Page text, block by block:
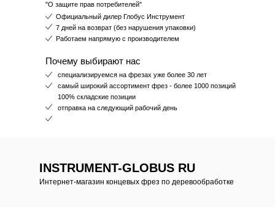
"О защите прав потребителей"
Почему выбирают нас
специализируемся на фрезах уже более 30 лет
самый широкий ассортимент фрез - более 1000 позиций
100% складские позиции
отправка на следующий рабочий день
Официальный дилер Глобус Инструмент
7 дней на возврат (без нарушения упаковки)
Работаем напрямую с производителем
INSTRUMENT-GLOBUS RU
Интернет-магазин концевых фрез по деревообработке